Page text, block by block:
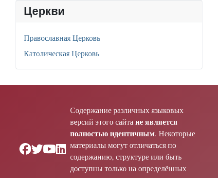
Церкви
Православная Церковь
Католическая Церковь
Содержание различных языковых
версий этого сайта не является
полностью идентичным. Некоторые
материалы могут отличаться по
содержанию, структуре или быть
доступны только на определённых